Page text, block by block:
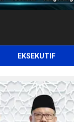
EKSEKUTIF